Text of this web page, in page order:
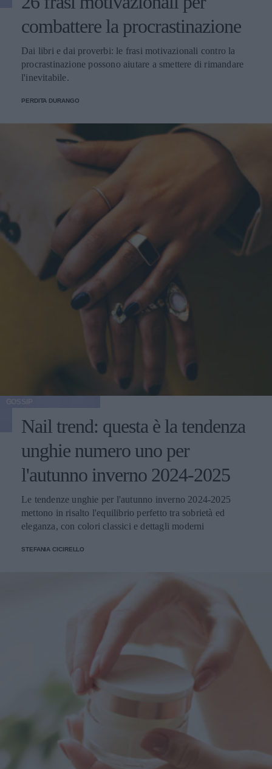
combattere la procrastinazione
Dai libri e dai proverbi: le frasi motivazionali contro la
procrastinazione possono aiutare a smettere di rimandare
l'inevitabile.
PERDITA DURANGO
Nail trend: questa è la tendenza
unghie numero uno per
l'autunno inverno 2024-2025
Le tendenze unghie per l'autunno inverno 2024-2025
mettono in risalto l'equilibrio perfetto tra sobrietà ed
eleganza, con colori classici e dettagli moderni
STEFANIA CICIRELLO